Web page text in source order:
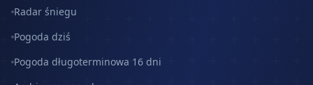
Radar śniegu
Pogoda dziś
Pogoda długoterminowa 16 dni